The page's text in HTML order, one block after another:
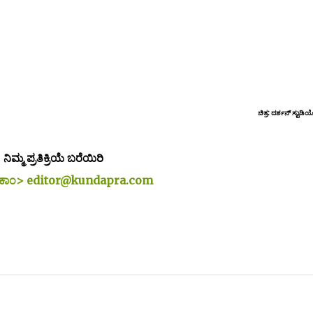
ಚಿತ್ರ: ದರ್ಶನ್
ನಿಮ್ಮ ಪ್ರತಿಕ್ರಿಯೆ ಬರೆಯಿರಿ
editor@kundapra.com